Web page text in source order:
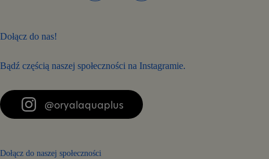
Dołącz do nas!
Bądź częścią naszej społeczności na Instagramie.
@oryalaquaplus
Dołącz do naszej społeczności